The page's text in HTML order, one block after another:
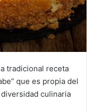
tradicional receta
que es propia del
culinaria